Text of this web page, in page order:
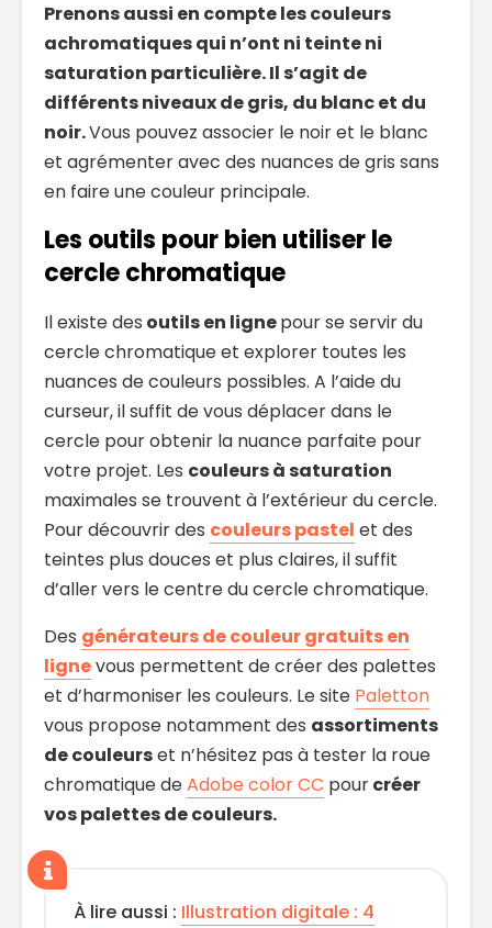
Prenons aussi en compte les couleurs
achromatiques qui n’ont ni teinte ni
saturation particulière. Il s’agit de
différents niveaux de gris, du blanc et du
noir.Vous pouvez associer le noir et le blanc
et agrémenter avec des nuances de gris sans
en faire une couleur principale.
Les outils pour bien utiliser le
cercle chromatique
Il existe des outils en lignepour se servir du
cercle chromatique et explorer toutes les
nuances de couleurs possibles. A l’aide du
curseur, il suffit de vous déplacer dans le
cercle pour obtenir la nuance parfaite pour
votre projet. Les couleurs à saturation
maximales se trouvent à l’extérieur du cercle.
Pour découvrir des couleurs pastel et des
teintes plus douces et plus claires, il suffit
d’aller vers le centre du cercle chromatique.
Des générateurs de couleur gratuits en
lignevous permettent de créer des palettes
et d’harmoniser les couleurs. Le site Paletton
vous propose notamment des assortiments
de couleurset n’hésitez pas à tester la roue
chromatique deAdobe color CC pourcréer
vos palettes de couleurs.
À lire aussi : Illustration digitale : 4